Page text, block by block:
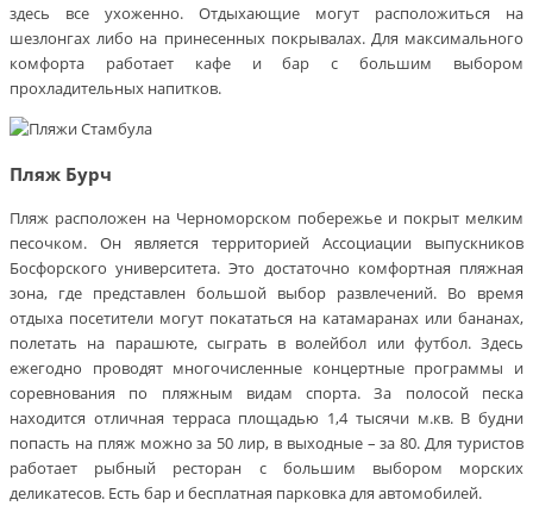
здесь все ухоженно. Отдыхающие могут расположиться на
шезлонгах либо на принесенных покрывалах. Для максимального
комфорта работает кафе и бар с большим выбором
прохладительных напитков.
Пляж Бурч
Пляж расположен на Черноморском побережье и покрыт мелким
песочком. Он является территорией Ассоциации выпускников
Босфорского университета. Это достаточно комфортная пляжная
зона, где представлен большой выбор развлечений. Во время
отдыха посетители могут покататься на катамаранах или бананах,
полетать на парашюте, сыграть в волейбол или футбол. Здесь
ежегодно проводят многочисленные концертные программы и
соревнования по пляжным видам спорта. За полосой песка
находится отличная терраса площадью 1,4 тысячи м.кв. В будни
попасть на пляж можно за 50 лир, в выходные – за 80. Для туристов
работает рыбный ресторан с большим выбором морских
деликатесов. Есть бар и бесплатная парковка для автомобилей.